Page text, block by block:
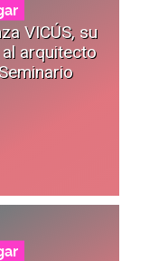
VICÚS, su
arquitecto